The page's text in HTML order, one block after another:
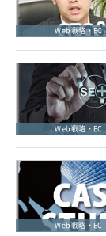
Web戦略・EC
Web戦略・EC
Web戦略・EC